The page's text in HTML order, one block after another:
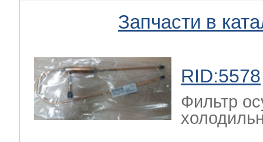
Запчасти в
RID:5578
Фильтр